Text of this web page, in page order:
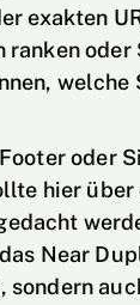
exakten
ranken oder
welche
oder
hier
Near
sondern